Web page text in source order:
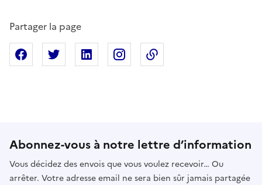
Partager la page
Partager sur Facebook
Partager sur XPartager sur Linkedin
Partager sur Instagram
Abonnez-vous à notre lettre d’information
Vous décidez des envois que vous voulez recevoir… Ou
arrêter. Votre adresse email ne sera bien sûr jamais partagée